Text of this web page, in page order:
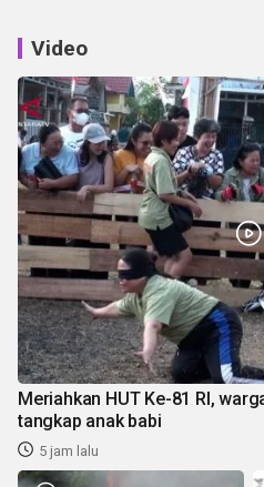
Video
Meriahkan HUT Ke-81 RI,
tangkap anak babi
5 jam lalu